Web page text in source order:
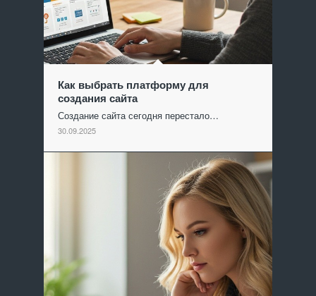
Как выбрать платформу для
создания сайта
Создание сайта сегодня перестало…
30.09.2025